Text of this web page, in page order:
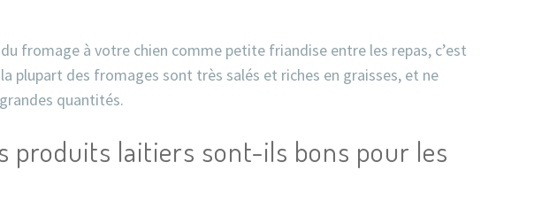
fromage à votre chien comme petite friandise entre les repas, c’est
plupart des fromages sont très salés et riches en graisses, et ne
quantités.
produits laitiers sont-ils bons pour les